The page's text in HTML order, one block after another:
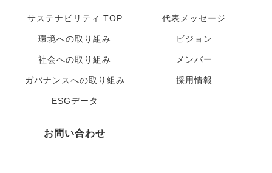
サステナビリティ TOP
環境への取り組み
社会への取り組み
ガバナンスへの取り組み
ESGデータ
代表メッセージ
ビジョン
メンバー
採用情報
お問い合わせ